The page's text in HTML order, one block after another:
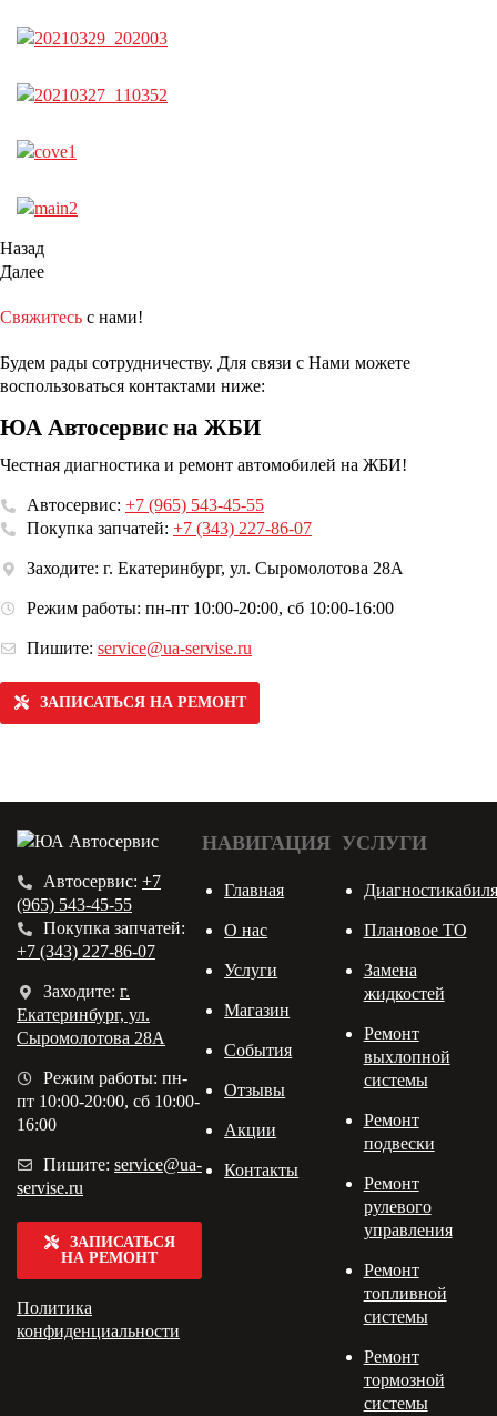
Назад
Далее
Свяжитесь с нами!
Будем рады сотрудничеству. Для связи с Нами можете
воспользоваться контактами ниже:
ЮА Автосервис на ЖБИ
Честная диагностика и ремонт автомобилей на ЖБИ!
Автосервис: +7 (965) 543-45-55
Покупка запчатей: +7 (343) 227-86-07
Заходите: г. Екатеринбург, ул. Сыромолотова 28А
Режим работы: пн-пт 10:00-20:00, сб 10:00-16:00
Пишите: service@ua-servise.ru
ЗАПИСАТЬСЯ НА РЕМОНТ
Автосервис: +7
(965) 543-45-55
Покупка запчатей:
+7 (343) 227-86-07
Заходите: г.
Екатеринбург, ул.
Сыромолотова 28А
Режим работы: пн-
пт 10:00-20:00, сб 10:00-
16:00
Пишите: service@ua-
servise.ru
ЗАПИСАТЬСЯ
НА РЕМОНТ
Политика
конфиденциальности
НАВИГАЦИЯ
Главная
О нас
Услуги
Магазин
События
Отзывы
Акции
Контакты
УСЛУГИ
Диагностикабиля
Плановое ТО
Замена
жидкостей
Ремонт
выхлопной
системы
Ремонт
подвески
Ремонт
рулевого
управления
Ремонт
топливной
системы
Ремонт
тормозной
системы